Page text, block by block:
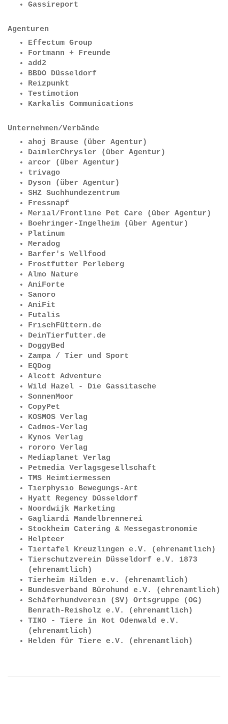
Gassireport
Agenturen
Effectum Group
Fortmann + Freunde
add2
BBDO Düsseldorf
Reizpunkt
Testimotion
Karkalis Communications
Unternehmen/Verbände
ahoj Brause (über Agentur)
DaimlerChrysler (über Agentur)
arcor (über Agentur )
trivago
Dyson (über Agentur)
SHZ Suchhundezentrum
Fressnapf
Merial/Frontline Pet Care (über Agentur)
Boehringer-Ingelheim (über Agentur)
Platinum
Meradog
Barfer's Wellfood
Frostfutter Perleberg
Almo Nature
AniForte
Sanoro
AniFit
Futalis
FrischFüttern.de
DeinTierfutter.de
DoggyBed
Zampa / Tier und Sport
EQDog
Alcott Adventure
Wild Hazel - Die Gassitasche
SonnenMoor
CopyPet
KOSMOS Verlag
Cadmos-Verlag
Kynos Verlag
rororo Verlag
Mediaplanet Verlag
Petmedia Verlagsgesellschaft
TMS Heimtiermessen
Tierphysio Bewegungs-Art
Hyatt Regency Düsseldorf
Noordwijk Marketing
Gagliardi Mandelbrennerei
Stockheim Catering & Messegastronomie
Helpteer
Tiertafel Kreuzlingen e.V. (ehrenamtlich)
Tierschutzverein Düsseldorf e.V. 1873
(ehrenamtlich)
Tierheim Hilden e.v. (ehrenamtlich)
Bundesverband Bürohund e.V. (ehrenamtlich)
Schäferhundverein (SV) Ortsgruppe (OG)
Benrath-Reisholz e.V. (ehrenamtlich)
TINO - Tiere in Not Odenwald e.V.
(ehrenamtlich)
Helden für Tiere e.V. (ehrenamtlich)